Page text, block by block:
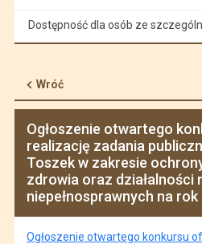
Dostępność dla osób ze
Wróć
Ogłoszenie otwartego
realizację zadania
Toszek w zakresie
zdrowia oraz działalności
niepełnosprawnych na rok
Ogłoszenie otwartego konkursu